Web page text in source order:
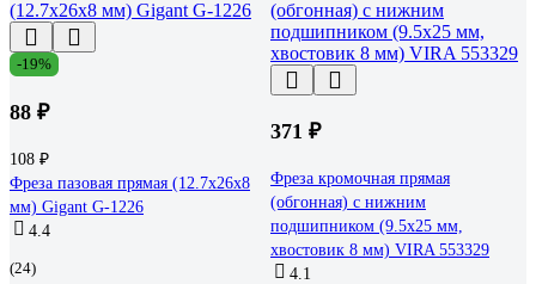
-19%
88 ₽
108 ₽
Фреза пазовая прямая (12.7x26x8
мм) Gigant G-1226
4.4
(24)
371 ₽
Фреза кромочная прямая
(обгонная) с нижним
подшипником (9.5х25 мм,
хвостовик 8 мм) VIRA 553329
4.1